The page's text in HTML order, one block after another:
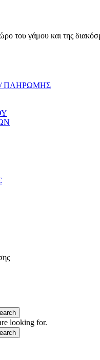
του γάμου και της
ΠΛΗΡΩΜΗΣ
looking for.